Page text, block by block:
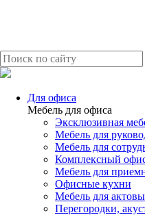
Для офиса
Мебель для офиса
Эксклюзивная
Мебель для
Мебель для
Комплексный
Мебель для
Офисные кухни
Мебель для
Перегородки,